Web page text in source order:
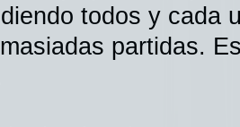
todos y cada
partidas.